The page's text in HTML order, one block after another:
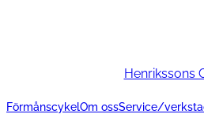
Henrikssons
FörmånscykelOm ossService/